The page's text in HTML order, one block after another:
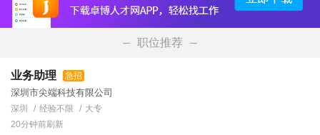
职位推荐
业务助理 急招
深圳市尖端科技有限公司
深圳 经验不限
大专
20分钟前刷新